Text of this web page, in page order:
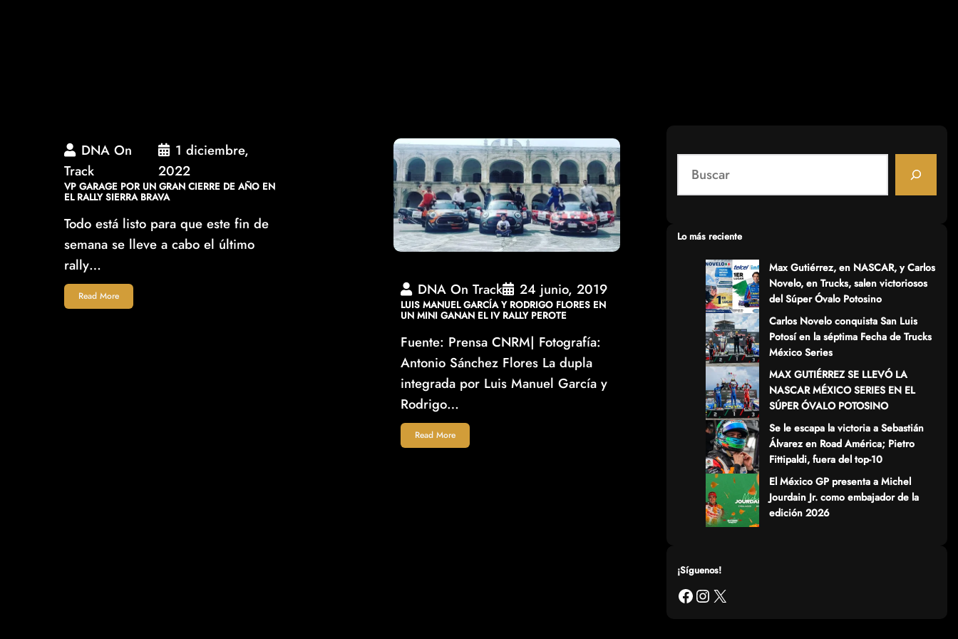
DNA On
Track
1 diciembre,
2022
VP GARAGE POR UN GRAN CIERRE DE AÑO EN
EL RALLY SIERRA BRAVA
Todo está listo para que este fin de
semana se lleve a cabo el último
rally…
Read More DNA On Track 24 junio, 2019
LUIS MANUEL GARCÍA Y RODRIGO FLORES EN
UN MINI GANAN EL IV RALLY PEROTE
Fuente: Prensa CNRM| Fotografía:
Antonio Sánchez Flores La dupla
integrada por Luis Manuel García y
Rodrigo…
Read More
a
cLo más reciente
Max Gutiérrez, en NASCAR, y Carlos
Novelo, en Trucks, salen victoriosos
del Súper Óvalo Potosino
Carlos Novelo conquista San Luis
Potosí en la séptima Fecha de Trucks
México Series
MAX GUTIÉRREZ SE LLEVÓ LA
NASCAR MÉXICO SERIES EN EL
SÚPER ÓVALO POTOSINO
Se le escapa la victoria a Sebastián
Álvarez en Road América; Pietro
Fittipaldi, fuera del top-10
El México GP presenta a Michel
Jourdain Jr. como embajador de la
edición 2026
¡Síguenos!
Facebook Instagram X